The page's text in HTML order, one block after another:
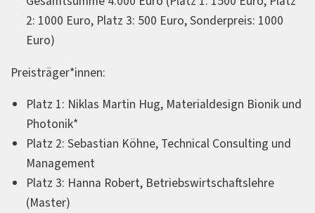
2: 1000 Euro, Platz 3: 500 Euro, Sonderpreis: 1000
Euro)
Preisträger*innen:
Platz 1: Niklas Martin Hug, Materialdesign Bionik und
Photonik*
Platz 2: Sebastian Köhne, Technical Consulting und
Management
Platz 3: Hanna Robert, Betriebswirtschaftslehre
(Master)